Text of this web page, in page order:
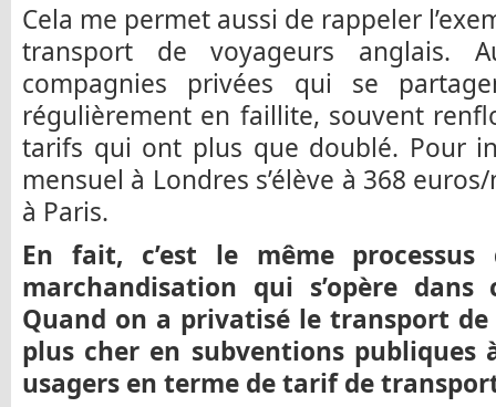
Cela me permet aussi de rappeler
transport de voyageurs anglais.
compagnies privées qui se
régulièrement en faillite, souvent
tarifs qui ont plus que doublé. Pour
mensuel à Londres s’élève à 368
à Paris.
En fait, c’est le même
marchandisation qui s’opère dans
Quand on a privatisé le transport
plus cher en subventions publiques
usagers en terme de tarif de